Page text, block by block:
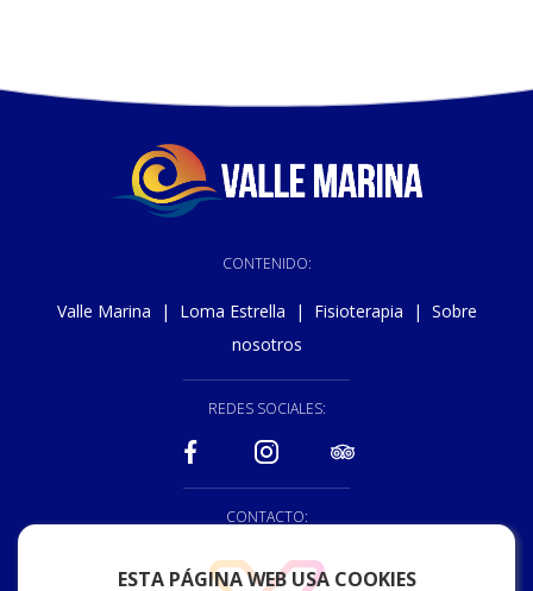
ESTA PÁGINA WEB USA COOKIES
CONTENIDO:
Valle Marina | Loma Estrella | Fisioterapia | Sobre
nosotros
REDES SOCIALES:
CONTACTO:
928 150 222